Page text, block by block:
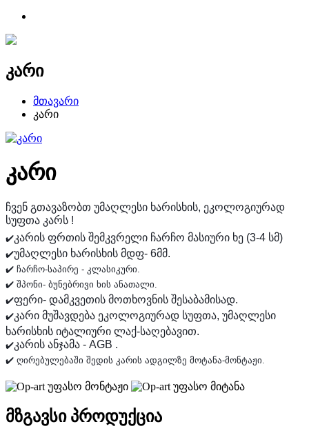
კარი
მთავარი
კარი
კარი
ჩვენ გთავაზობთ უმაღლესი ხარისხის, ეკოლოგიურად
სუფთა კარს !
✔️კარის ფრთის შემკვრელი ჩარჩო მასიური ხე (3-4 სმ)
✔️უმაღლესი ხარისხის მდფ- 6მმ.
✔️ შპონი- ბუნებრივი ხის ანათალი.
✔️ფერი- დამკვეთის მოთხოვნის შესაბამისად.
✔️კარი მუშავდება ეკოლოგიურად სუფთა, უმაღლესი
ხარისხის იტალიური ლაქ-საღებავით.
✔️კარის ანჯამა - AGB .
✔️ ღირებულებაში შედის კარის ადგილზე მოტანა-მონტაჟი.
უფასო მონტაჟი უფასო მიტანა
მზგავსი პროდუქცია